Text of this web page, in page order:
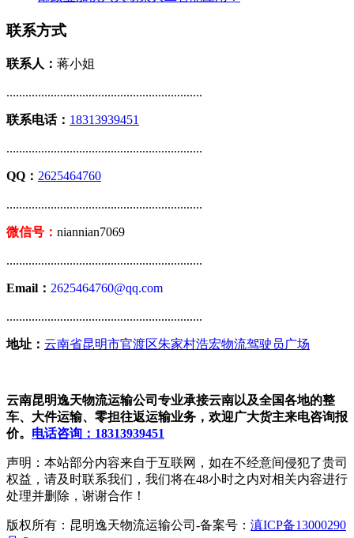
联系方式
联系人： 蒋小姐
..............................................................
联系电话： 18313939451
..............................................................
QQ： 2625464760
..............................................................
微信号： niannian7069
..............................................................
Email： 2625464760@qq.com
..............................................................
地址： 云南省昆明市官渡区朱家村浩宏物流驾驶员广场
云南昆明逸天物流运输公司专业承接云南以及全国各地的整
车、大件运输、零担往返运输业务，欢迎广大货主来电咨询报
价。 电话咨询：18313939451
声明：本站部分内容来自于互联网，如在不经意间侵犯了贵司
权益，请及时联系我们，我们将在48小时之内对相关内容进行
处理并删除，谢谢合作！
版权所有：昆明逸天物流运输公司-备案号： 滇ICP备13000290